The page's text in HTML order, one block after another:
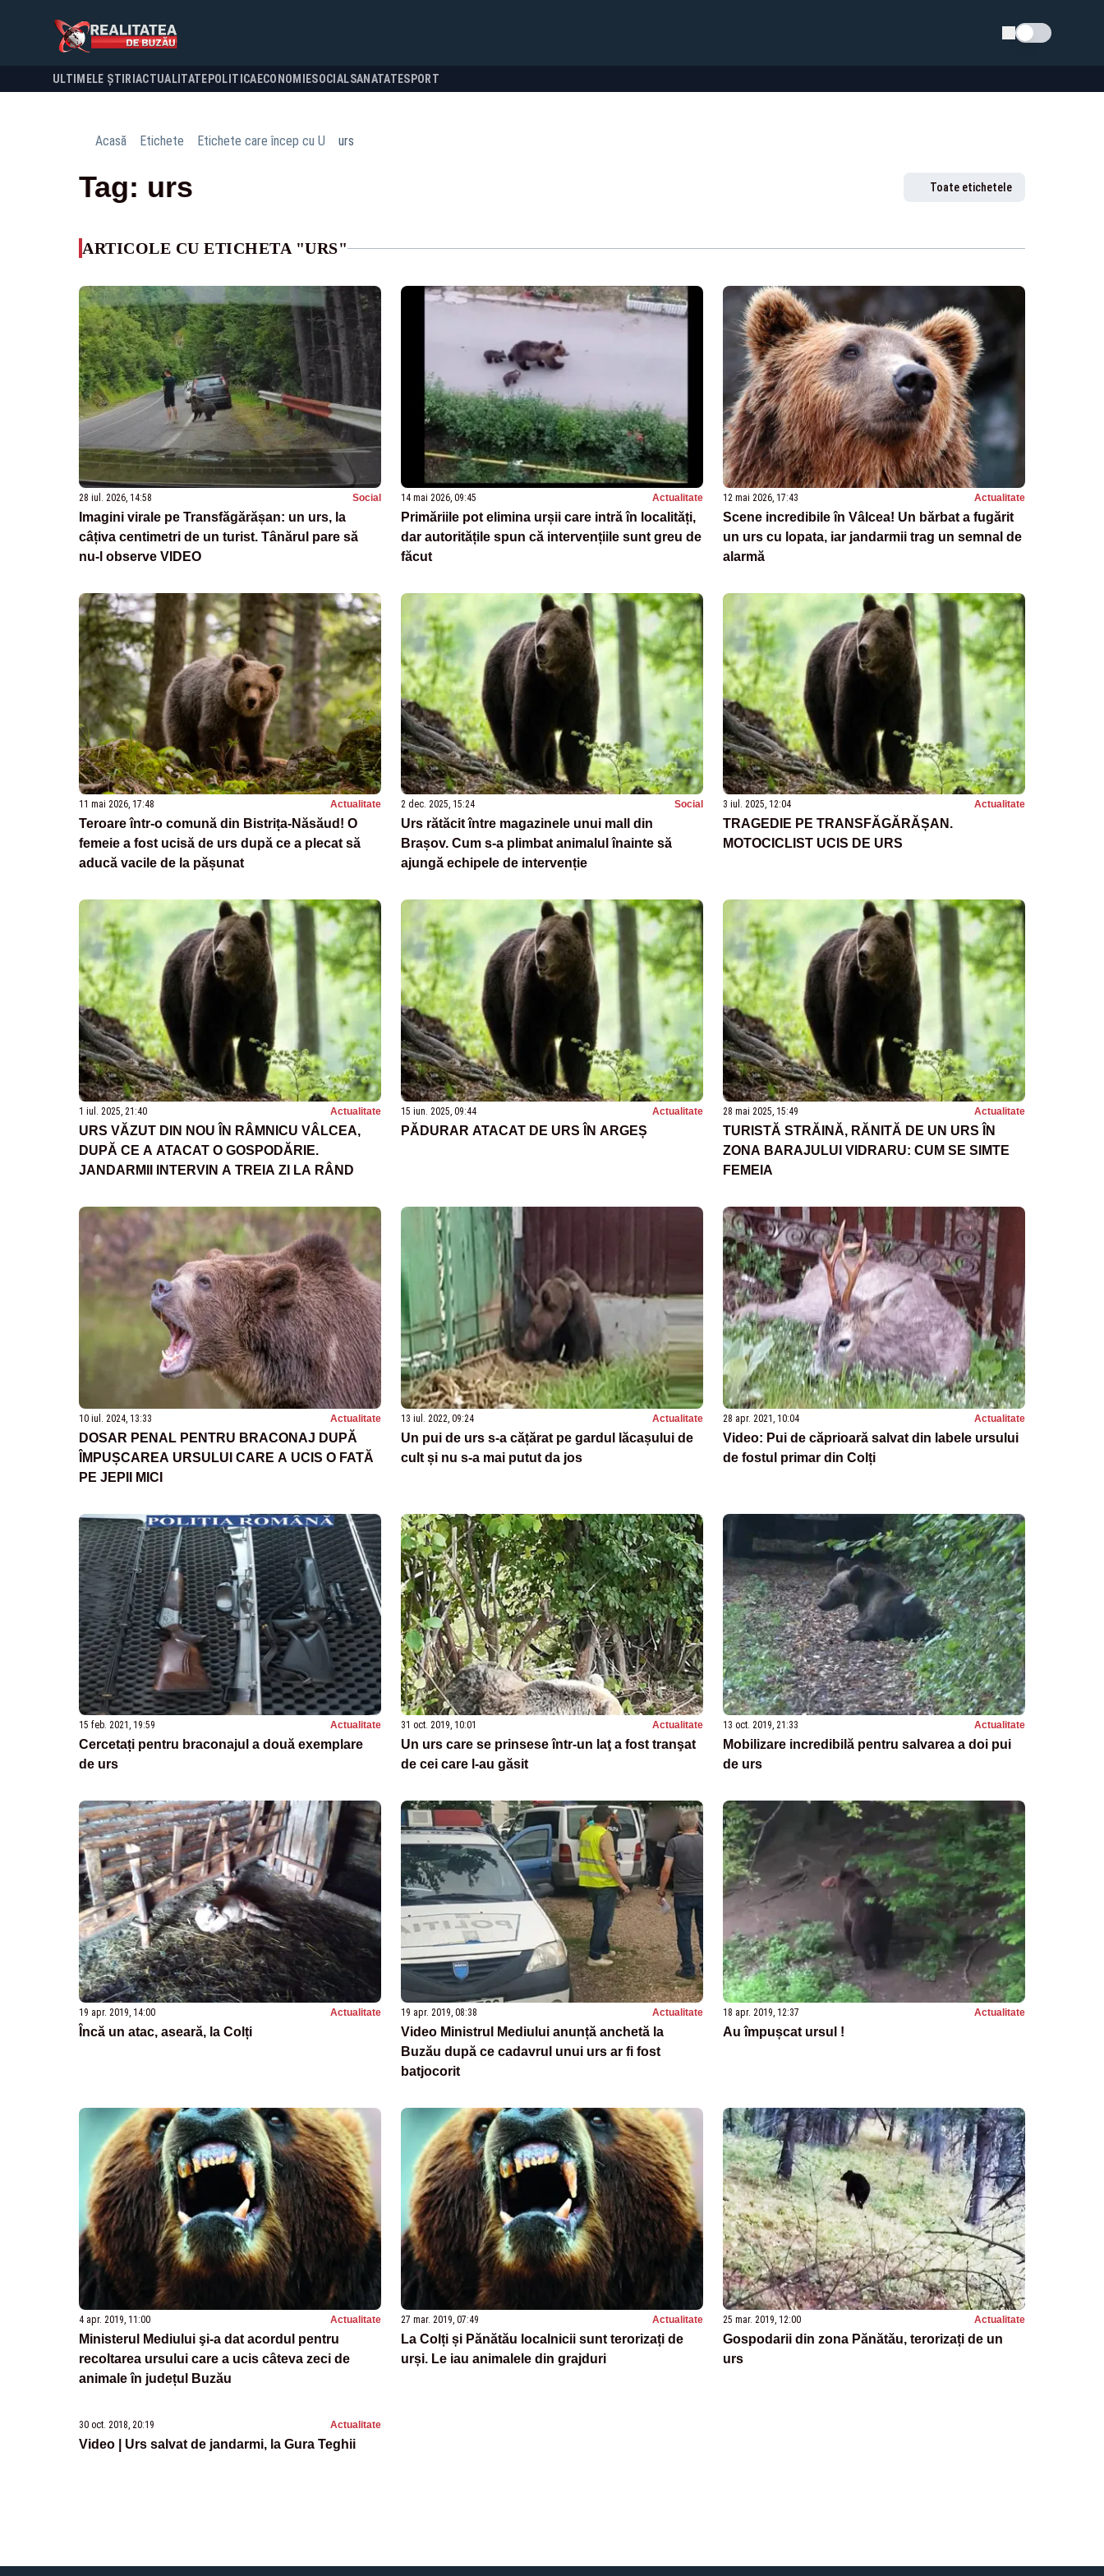
Schimba tema
ULTIMELE ȘTIRI ACTUALITATE POLITICA ECONOMIESOCIALSANATATESPORT
Acasă Etichete Etichete care încep cu U urs
Tag: urs Toate etichetele
ARTICOLE CU ETICHETA "URS"
28 iul. 2026, 14:58 Social
Imagini virale pe Transfăgărășan: un urs, la
câțiva centimetri de un turist. Tânărul pare să
nu-l observe VIDEO
14 mai 2026, 09:45 Actualitate
Primăriile pot elimina urșii care intră în localități,
dar autoritățile spun că intervențiile sunt greu de
făcut
12 mai 2026, 17:43 Actualitate
Scene incredibile în Vâlcea! Un bărbat a fugărit
un urs cu lopata, iar jandarmii trag un semnal de
alarmă
11 mai 2026, 17:48 Actualitate
Teroare într-o comună din Bistrița-Năsăud! O
femeie a fost ucisă de urs după ce a plecat să
aducă vacile de la pășunat
2 dec. 2025, 15:24 Social
Urs rătăcit între magazinele unui mall din
Brașov. Cum s-a plimbat animalul înainte să
ajungă echipele de intervenție
3 iul. 2025, 12:04 Actualitate
TRAGEDIE PE TRANSFĂGĂRĂȘAN.
MOTOCICLIST UCIS DE URS
1 iul. 2025, 21:40 Actualitate
URS VĂZUT DIN NOU ÎN RÂMNICU VÂLCEA,
DUPĂ CE A ATACAT O GOSPODĂRIE.
JANDARMII INTERVIN A TREIA ZI LA RÂND
15 iun. 2025, 09:44 Actualitate
PĂDURAR ATACAT DE URS ÎN ARGEȘ
28 mai 2025, 15:49 Actualitate
TURISTĂ STRĂINĂ, RĂNITĂ DE UN URS ÎN
ZONA BARAJULUI VIDRARU: CUM SE SIMTE
FEMEIA
10 iul. 2024, 13:33 Actualitate
DOSAR PENAL PENTRU BRACONAJ DUPĂ
ÎMPUȘCAREA URSULUI CARE A UCIS O FATĂ
PE JEPII MICI
13 iul. 2022, 09:24 Actualitate
Un pui de urs s-a cățărat pe gardul lăcașului de
cult și nu s-a mai putut da jos
28 apr. 2021, 10:04 Actualitate
Video: Pui de căprioară salvat din labele ursului
de fostul primar din Colți
15 feb. 2021, 19:59 Actualitate
Cercetați pentru braconajul a două exemplare
de urs
31 oct. 2019, 10:01 Actualitate
Un urs care se prinsese într-un laţ a fost tranşat
de cei care l-au găsit
13 oct. 2019, 21:33 Actualitate
Mobilizare incredibilă pentru salvarea a doi pui
de urs
19 apr. 2019, 14:00 Actualitate
Încă un atac, aseară, la Colți
19 apr. 2019, 08:38 Actualitate
Video Ministrul Mediului anunță anchetă la
Buzău după ce cadavrul unui urs ar fi fost
batjocorit
18 apr. 2019, 12:37 Actualitate
Au împușcat ursul !
4 apr. 2019, 11:00 Actualitate
Ministerul Mediului şi-a dat acordul pentru
recoltarea ursului care a ucis câteva zeci de
animale în județul Buzău
27 mar. 2019, 07:49 Actualitate
La Colți și Pănătău localnicii sunt terorizați de
urși. Le iau animalele din grajduri
25 mar. 2019, 12:00 Actualitate
Gospodarii din zona Pănătău, terorizați de un
urs
30 oct. 2018, 20:19 Actualitate
Video | Urs salvat de jandarmi, la Gura Teghii